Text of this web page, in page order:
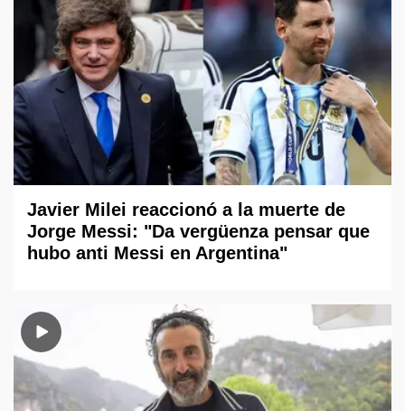
Javier Milei reaccionó a la muerte de
Jorge Messi: "Da vergüenza pensar que
hubo anti Messi en Argentina"